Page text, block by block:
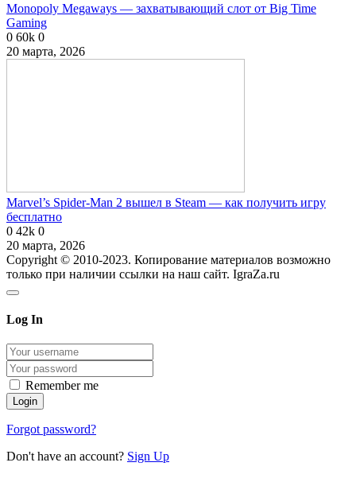
Monopoly Megaways — захватывающий слот от Big Time
Gaming
0 60k 0
20 марта, 2026
Marvel’s Spider-Man 2 вышел в Steam — как получить игру
бесплатно
0 42k 0
20 марта, 2026
Copyright © 2010-2023. Копирование материалов возможно
только при наличии ссылки на наш сайт. IgraZa.ru
Log In
Remember me
Forgot password?
Don't have an account? Sign Up